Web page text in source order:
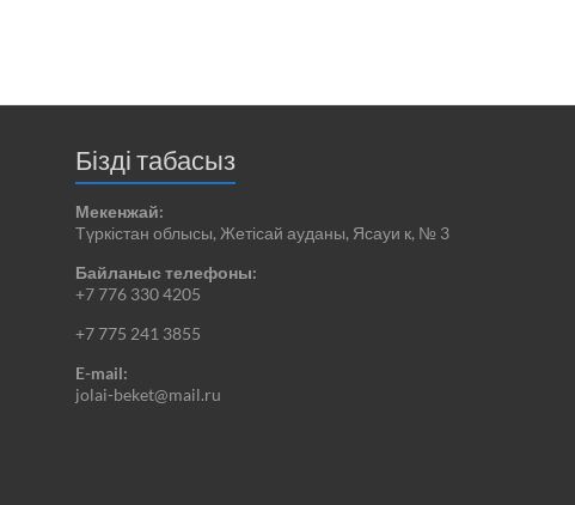
Бізді табасыз
Мекенжай:
Түркістан облысы, Жетісай ауданы, Ясауи к, № 3
Байланыс телефоны:
+7 776 330 4205
+7 775 241 3855
E-mail:
jolai-beket@mail.ru